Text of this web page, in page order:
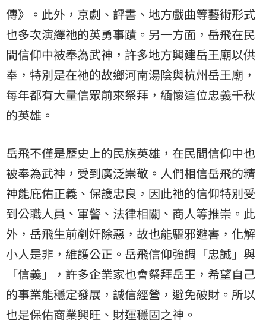
傳》。此外，京劇、評書、地方戲曲等藝術形式
也多次演繹祂的英勇事蹟。另一方面，岳飛在民
間信仰中被奉為武神，許多地方興建岳王廟以供
奉，特別是在祂的故鄉河南湯陰與杭州岳王廟，
每年都有大量信眾前來祭拜，緬懷這位忠義千秋
的英雄。
岳飛不僅是歷史上的民族英雄，在民間信仰中也
被奉為武神，受到廣泛崇敬。人們相信岳飛的精
神能庇佑正義、保護忠良，因此祂的信仰特別受
到公職人員、軍警、法律相關、商人等推崇。此
外，岳飛生前剷奸除惡，故也能驅邪避害，化解
小人是非，維護公正。岳飛信仰強調「忠誠」與
「信義」，許多企業家也會祭拜岳王，希望自己
的事業能穩定發展，誠信經營，避免破財。所以
也是保佑商業興旺、財運穩固之神。